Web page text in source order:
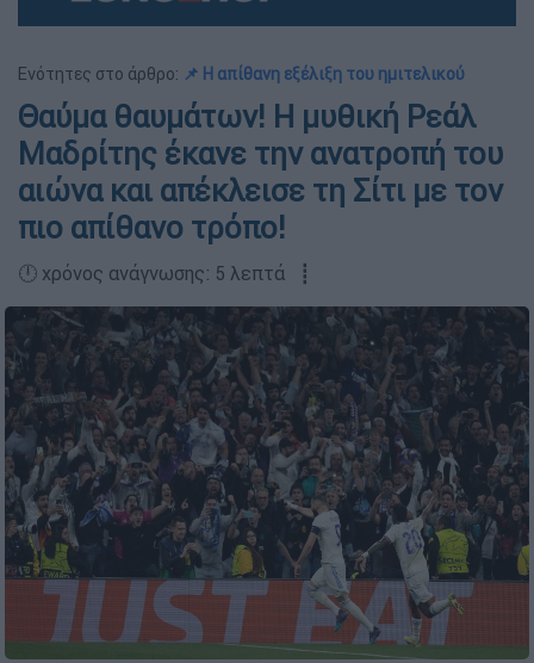
Ενότητες στο άρθρο: 📌 Η απίθανη εξέλιξη του ημιτελικού
Θαύμα θαυμάτων! Η μυθική Ρεάλ
Μαδρίτης έκανε την ανατροπή του
αιώνα και απέκλεισε τη Σίτι με τον
πιο απίθανο τρόπο!
🕛 χρόνος ανάγνωσης: 5 λεπτά ┋